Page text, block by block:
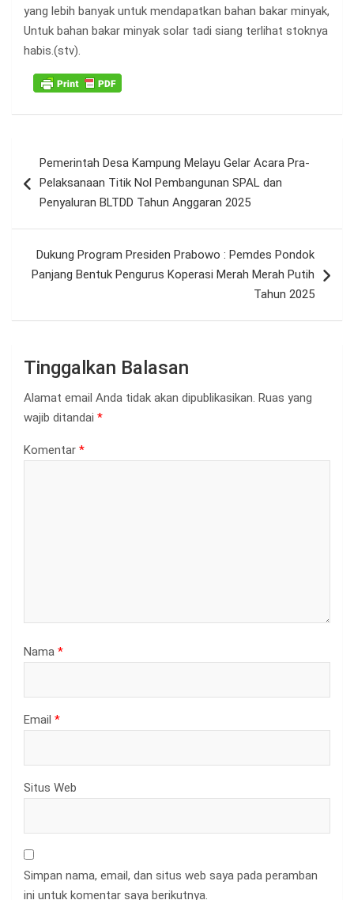
yang lebih banyak untuk mendapatkan bahan bakar minyak,
Untuk bahan bakar minyak solar tadi siang terlihat stoknya
habis.(stv).
posPemerintah Desa Kampung Melayu Gelar Acara Pra-
Pelaksanaan Titik Nol Pembangunan SPAL dan
Penyaluran BLTDD Tahun Anggaran 2025
Dukung Program Presiden Prabowo : Pemdes Pondok
Panjang Bentuk Pengurus Koperasi Merah Merah Putih
Tahun 2025
Tinggalkan Balasan
Alamat email Anda tidak akan dipublikasikan. Ruas yang
wajib ditandai *
Komentar *
Nama *
Email *
Situs Web
Simpan nama, email, dan situs web saya pada peramban
ini untuk komentar saya berikutnya.